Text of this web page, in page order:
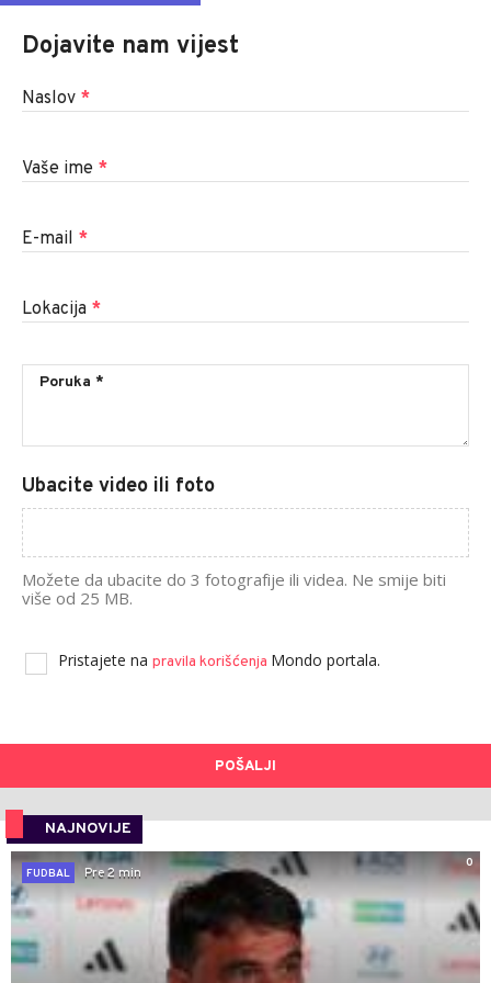
Dojavite nam vijest
Naslov *
Vaše ime *
E-mail *
Lokacija *
Ubacite video ili foto
Možete da ubacite do 3 fotografije ili videa. Ne smije biti
više od 25 MB.
Pristajete na pravila korišćenja Mondo portala.
POŠALJI
NAJNOVIJE
0
FUDBAL
Pre 2 min